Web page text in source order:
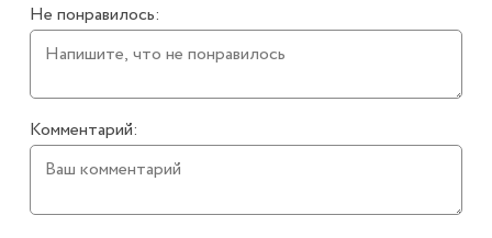
Не понравилось:
Комментарий: